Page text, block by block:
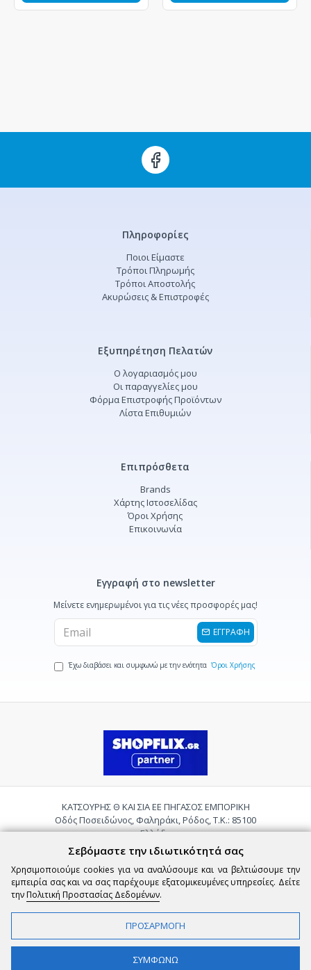
Πληροφορίες
Ποιοι Είμαστε
Τρόποι Πληρωμής
Τρόποι Αποστολής
Ακυρώσεις & Επιστροφές
Εξυπηρέτηση Πελατών
Ο λογαριασμός μου
Οι παραγγελίες μου
Φόρμα Επιστροφής Προϊόντων
Λίστα Επιθυμιών
Επιπρόσθετα
Brands
Χάρτης Ιστοσελίδας
Όροι Χρήσης
Επικοινωνία
Εγγραφή στο newsletter
Μείνετε ενημερωμένοι για τις νέες προσφορές μας!
ΕΓΓΡΑΦΗ
Έχω διαβάσει και συμφωνώ με την ενότητα Όροι Χρήσης
ΚΑΤΣΟΥΡΗΣ Θ ΚΑΙ ΣΙΑ ΕΕ ΠΗΓΑΣΟΣ ΕΜΠΟΡΙΚΗ
Οδός Ποσειδώνος, Φαληράκι, Ρόδος, Τ.Κ.: 85100
Ελλάδα
Τηλ.:2241085059
Email:
pigasosemporiki@gmail.com
Σεβόμαστε την ιδιωτικότητά σας
Χρησιμοποιούμε cookies για να αναλύσουμε και να βελτιώσουμε την
εμπειρία σας και να σας παρέχουμε εξατομικευμένες υπηρεσίες. Δείτε
την Πολιτική Προστασίας Δεδομένων.
ΠΡΟΣΑΡΜΟΓΗ
ΣΥΜΦΩΝΩ